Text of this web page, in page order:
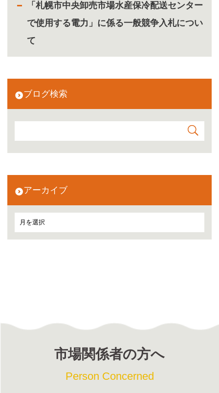
「札幌市中央卸売市場水産保冷配送センター
で使用する電力」に係る一般競争入札につい
て
ブログ検索
アーカイブ
市場関係者の方へ
Person Concerned